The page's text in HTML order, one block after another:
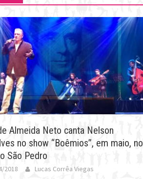
Almeida Neto canta Nelson
no show “Boêmios”, em maio, no
São Pedro
2018 Lucas Corrêa Viegas